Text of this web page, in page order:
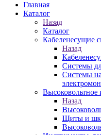
Главная
Каталог
Назад
Каталог
Кабеленесущие
Назад
Системы
Системы
Высоковольтное
Назад
Щиты и